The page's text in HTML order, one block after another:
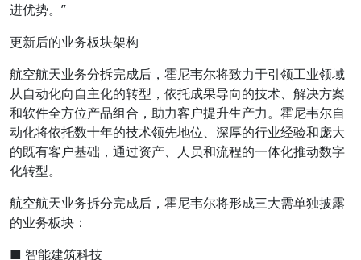
进优势。”
更新后的业务板块架构
航空航天业务分拆完成后，霍尼韦尔将致力于引领工业领域
从自动化向自主化的转型，依托成果导向的技术、解决方案
和软件全方位产品组合，助力客户提升生产力。霍尼韦尔自
动化将依托数十年的技术领先地位、深厚的行业经验和庞大
的既有客户基础，通过资产、人员和流程的一体化推动数字
化转型。
航空航天业务拆分完成后，霍尼韦尔将形成三大需单独披露
的业务板块：
■ 智能建筑科技